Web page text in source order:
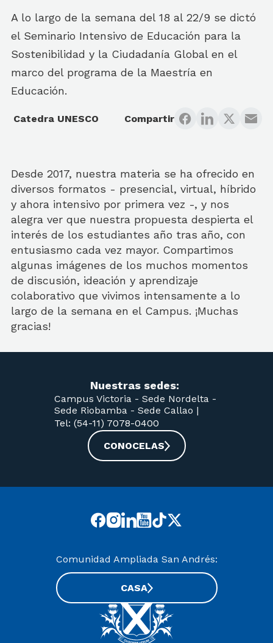
A lo largo de la semana del 18 al 22/9 se dictó
el Seminario Intensivo de Educación para la
Sostenibilidad y la Ciudadanía Global en el
marco del programa de la Maestría en
Educación.
Catedra UNESCO Compartir
Desde 2017, nuestra materia se ha ofrecido en
diversos formatos - presencial, virtual, híbrido
y ahora intensivo por primera vez -, y nos
alegra ver que nuestra propuesta despierta el
interés de los estudiantes año tras año, con
entusiasmo cada vez mayor. Compartimos
algunas imágenes de los muchos momentos
de discusión, ideación y aprendizaje
colaborativo que vivimos intensamente a lo
largo de la semana en el Campus. ¡Muchas
gracias!
Nuestras sedes:
Campus Victoria - Sede Nordelta -
Sede Riobamba - Sede Callao |
Tel: (54-11) 7078-0400
CONOCELAS
Comunidad Ampliada San Andrés:
CASA